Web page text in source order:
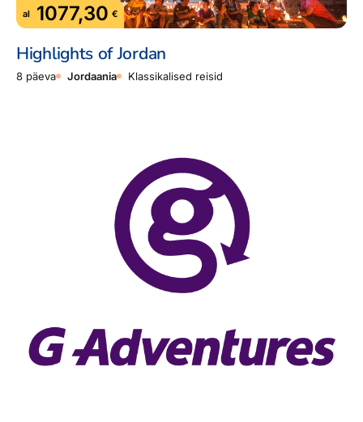
al 1077,30 €
Highlights of Jordan
8 päeva Jordaania Klassikalised reisid